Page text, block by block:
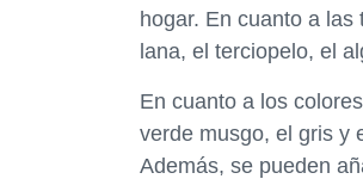
hogar. En cuanto a
lana, el terciopelo, el
En cuanto a los
verde musgo, el gris y
Además, se pueden